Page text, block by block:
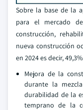
Sobre la base de la
para el mercado
construcción,
nueva construcción
en 2024 es decir,
Mejora de la
durante la
durabilidad de la
temprano de la